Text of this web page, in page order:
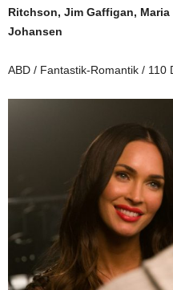
Ritchson, Jim Gaffigan,
Johansen
ABD / Fantastik-Romantik / 110